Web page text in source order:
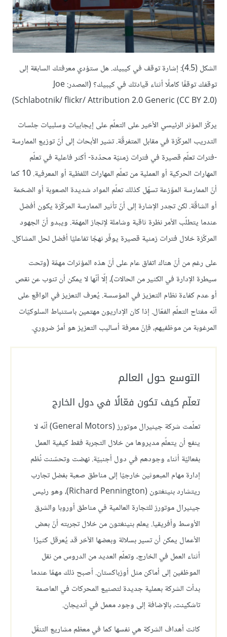
الشكل (4.5): إشارة توقف في كيبيك. هل ستؤدي معرفتك السابقة إلى
توقفك توقفًا كاملًا أثناء قيادتك في كيبيك؟ (المصدر: Joe
Schlabotnik/ flickr/ Attribution 2.0 Generic (CC BY 2.0))
يركّز المؤثر الرئيسي الأخير على التعلّم على إيجابيات وسلبيات جلسات
التدريب المركّزة في مقابل المتفرقّة. تشير الأبحاث إلى أنّ توزيع الممارسة
-فترات تعلّم قصيرة في فترات زمنيّة محدّدة- أكثر فاعلية في تعلّم
المهارات الحركية أو العملية من تعلّم المهارات اللفظية أو المعرفية. 10 كما
أنّ الممارسة الموّزعة تسهّل كذلك تعلّم المواد شديدة الصعوبة أو الضخمة
أو الشاقّة. لكن تجدر الإشارة إلى أنّ تأثير الممارسة المركّزة يكون أفضل
عندما يتطلّب الأمر نظرة ثاقبة وشاملة لإنجاز المهمّة. ويبدو أنّ الجهود
المركّزة خلال فترات زمنية قصيرة يوفّر نهجًا تفاعليًا أفضل لحل المشاكل.
على رغم من أنّ هناك اتفاق عام على أنّ هذه المؤثرات مهمّة (وتحت
سيطرة الإدارة في الكثير من الحالات)، إلّا أنّها لا يمكن أن تنوب عن نقص
أو عدم كفاءة نظام التعزيز في المؤسسة. يُعرف التعزيز في الواقع على
أنّه مفتاح التعلّم الفعّال. إذا كان الإداريون مهتمين باستنباط السلوكيّات
المرغوبة من موظفيهم، فإنّ معرفة أساليب التعزيز هو أمرٌ ضروري.
التوسع حول العالم
تعلّم كيف تكون فعّالًا في دول الخارج
تعلّمت شركة جينيرال موتورز (General Motors) أنّه لا
ينفع أن يتعلّم مديروها من خلال التجربة فقط كيفية العمل
بفعاليّة أثناء وجودهم في دول أجنبيّة. نهضت وتحسّنت نُظم
إدارة مهام المبعوثين خارجيًا إلى مناطق صعبة بفضل تجارب
ريتشارد بنينغتون (Richard Pennington)، وهو رئيس
جينيرال موتورز للتجارة العالمية في مناطق أوروبا والشرق
الأوسط وأفريقيا. يعلم بنينغتون من خلال تجربته أنّ بعض
الأعمال يمكن أن تسير بسلالة وبعضها الآخر قد يُعرقل كثيرًا
أثناء العمل في الخارج، وتعلّم العديد من الدروس من نقل
الموظفين إلى أماكن مثل أوزباكستان. أصبح ذلك مهمًا عندما
بدأت الشركة بعملية جديدة لتصنيع المحركات في العاصمة
تاشكينت، بالإضافة إلى وجود معمل في أنديجان.
كانت أهداف الشركة هي نفسها كما في معظم مشاريع التنقّل